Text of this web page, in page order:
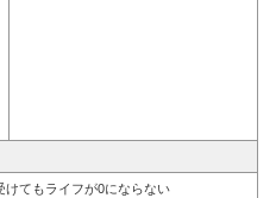
けてもライフが0にならない